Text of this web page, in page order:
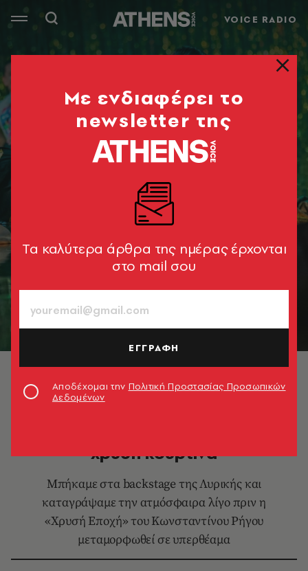
VOICE RADIO
© Ανδρέας Σιμόπουλος
χρυσή κουρτίνα
Μπήκαμε στα backstage της Λυρικής και
καταγράψαμε την ατμόσφαιρα λίγο πριν η
«Χρυσή Εποχή» του Κωνσταντίνου Ρήγου
μεταμορφωθεί σε υπερθέαμα
Mε ενδιαφέρει το
newsletter της
Tα καλύτερα άρθρα της ημέρας έρχονται
στο mail σου
ΕΓΓΡΑΦΗ
Αποδέχομαι την Πολιτική Προστασίας Προσωπικών
Δεδομένων